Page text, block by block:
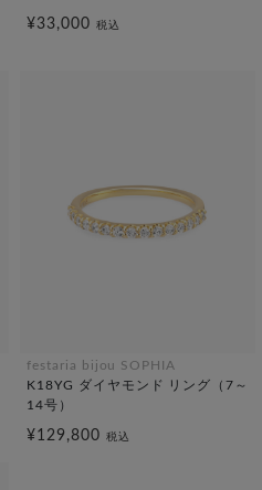
¥33,000 税込
festaria bijou SOPHIA
K18YG ダイヤモンド リング（7～
14号）
¥129,800 税込